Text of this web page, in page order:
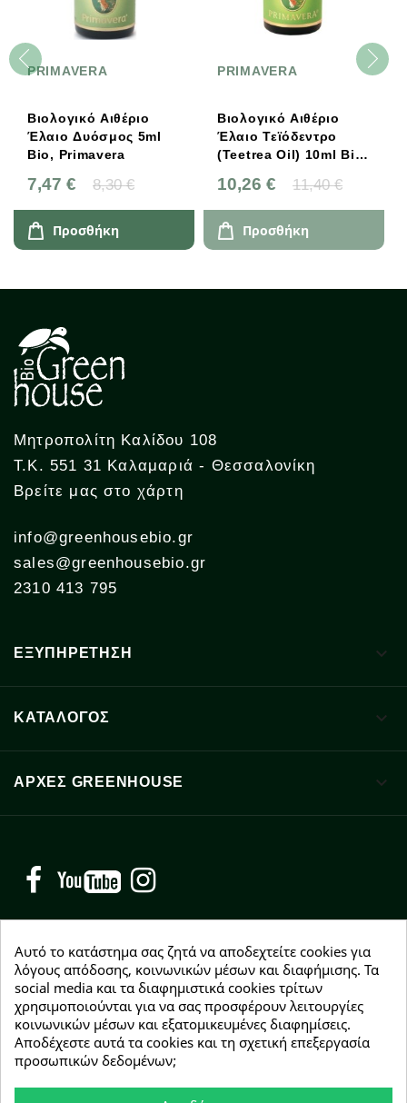
PRIMAVERA
Βιολογικό Αιθέριο
Έλαιο Δυόσμος 5ml
Bio, Primavera
7,47 € 8,30 €
Προσθήκη
PRIMAVERA
Βιολογικό Αιθέριο
Έλαιο Τεϊόδεντρο
(Teetrea Oil) 10ml Bio,
10,26 € 11,40 €
Προσθήκη
Μητροπολίτη Καλίδου 108
Τ.Κ. 551 31 Καλαμαριά - Θεσσαλονίκη
Βρείτε μας στο χάρτη
info@greenhousebio.gr
sales@greenhousebio.gr
2310 413 795
ΕΞΥΠΗΡΕΤΗΣΗ 
ΚΑΤΑΛΟΓΟΣ 
ΑΡΧΈΣ GREENHOUSE 
Facebook YouTube
NEWSLETTER
Εγγραφείτε δωρεάν και θα είστε οι πρώτοι που θα
λάβετε τα νέα μας γύρω από προσφορές, εκπτώσεις
και νέα προϊόντα.
Αυτό το κατάστημα σας ζητά να αποδεχτείτε cookies για
λόγους απόδοσης, κοινωνικών μέσων και διαφήμισης. Τα
social media και τα διαφημιστικά cookies τρίτων
χρησιμοποιούνται για να σας προσφέρουν λειτουργίες
κοινωνικών μέσων και εξατομικευμένες διαφημίσεις.
Αποδέχεστε αυτά τα cookies και τη σχετική επεξεργασία
προσωπικών δεδομένων;